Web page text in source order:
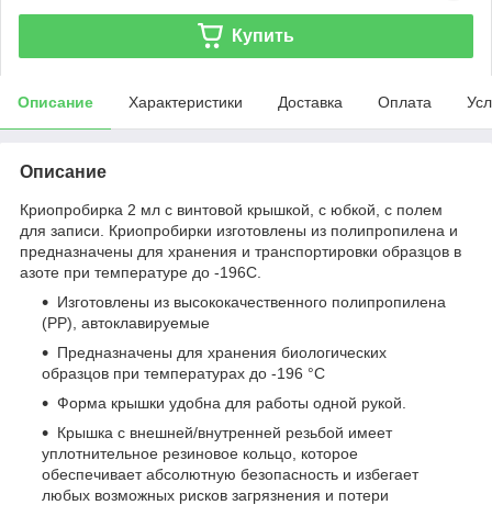
Купить
Описание Характеристики Доставка Оплата
Описание
Криопробирка 2 мл с винтовой крышкой, с юбкой, с полем
для записи. Криопробирки изготовлены из полипропилена и
предназначены для хранения и транспортировки образцов в
азоте при температуре до -196С.
Изготовлены из высококачественного полипропилена
(РР), автоклавируемые
Предназначены для хранения биологических
образцов при температурах до -196 °C
Форма крышки удобна для работы одной рукой.
Крышка с внешней/внутренней резьбой имеет
уплотнительное резиновое кольцо, которое
обеспечивает абсолютную безопасность и избегает
любых возможных рисков загрязнения и потери